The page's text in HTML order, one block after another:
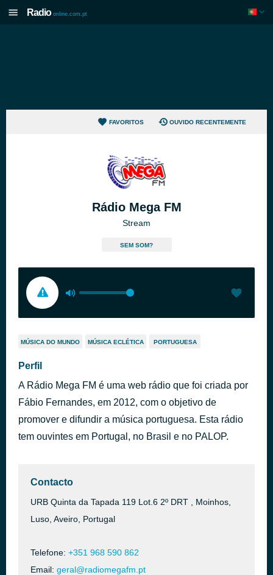
Radio online.com.pt
FAVORITOS OUVIDO RECENTEMENTE
Rádio Mega FM
Stream
SEM SOM?
MÚSICA DO MUNDO MÚSICA ECLÉTICA PORTUGUESA
Perfil
A Rádio Mega FM é uma web rádio que foi criada por
Fábio Fernandes, em 2012, com o objetivo de
promover e difundir a música portuguesa. Esta rádio
tem ouvintes em Portugal, no Brasil e no PALOP.
Contacto
URB Quinta da Tapada 119 Lot.6 2º DRT , Moinhos,
Luso, Aveiro, Portugal
Telefone: +351 968 590 862
Email: geral@radiomegafm.pt